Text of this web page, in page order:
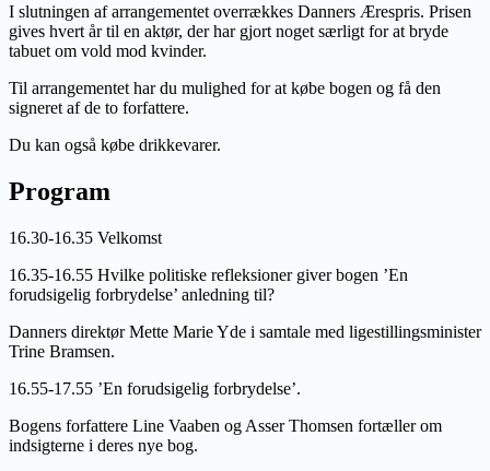
I slutningen af arrangementet overrækkes Danners Ærespris. Prisen
gives hvert år til en aktør, der har gjort noget særligt for at bryde
tabuet om vold mod kvinder.
Til arrangementet har du mulighed for at købe bogen og få den
signeret af de to forfattere.
Du kan også købe drikkevarer.
Program
16.30-16.35 Velkomst
16.35-16.55 Hvilke politiske refleksioner giver bogen ’En
forudsigelig forbrydelse’ anledning til?
Danners direktør Mette Marie Yde i samtale med ligestillingsminister
Trine Bramsen.
16.55-17.55 ’En forudsigelig forbrydelse’.
Bogens forfattere Line Vaaben og Asser Thomsen fortæller om
indsigterne i deres nye bog.